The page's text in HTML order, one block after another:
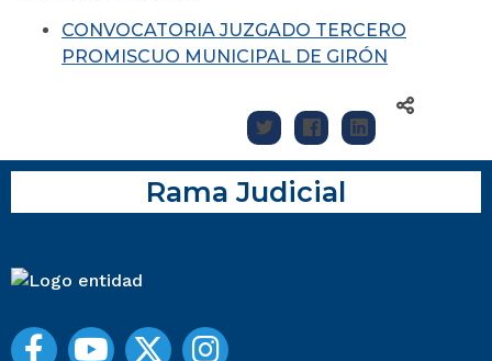
CONVOCATORIA JUZGADO TERCERO
PROMISCUO MUNICIPAL DE GIRÓN
Rama Judicial